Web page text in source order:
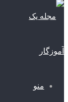
منو